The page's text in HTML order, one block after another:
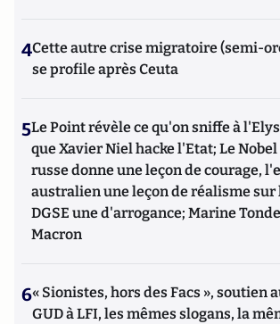
4Cette autre crise migratoire (semi-
se profile après Ceuta
5Le Point révèle ce qu'on sniffe à
que Xavier Niel hacke l'Etat; Le
russe donne une leçon de courage,
australien une leçon de réalisme sur
DGSE une d'arrogance; Marine
Macron
6« Sionistes, hors des Facs », soutien
GUD à LFI, les mêmes slogans, la